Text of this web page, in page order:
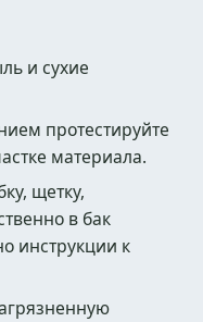
и сухие
протестируйте
материала.
щетку,
в бак
инструкции к